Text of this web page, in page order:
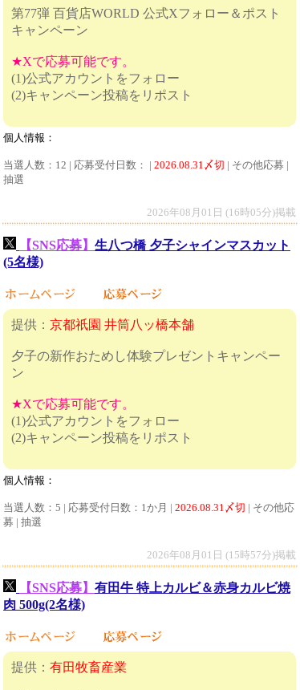
第77弾 百貨店WORLD 公式Xフォロー＆ポスト
キャンペーン
★Xで応募可能です。
(1)公式アカウントをフォロー
(2)キャンペーン投稿をリポスト
個人情報：
当選人数：12 | 応募受付日数： | 2026.08.31〆切 | その他応募 |
抽選
2026年08月01日 (16時05分)掲載
【SNS応募】 生八つ橋 夕子シャインマスカット
(5名様)
提供： 京都祇園 井筒八ッ橋本舗
夕子の新作おためし体験プレゼントキャンペー
ン
★Xで応募可能です。
(1)公式アカウントをフォロー
(2)キャンペーン投稿をリポスト
個人情報：
当選人数：5 | 応募受付日数：1か月 | 2026.08.31〆切 | その他応
募 | 抽選
2026年08月01日 (15時57分)掲載
【SNS応募】 有田牛 特上カルビ＆赤身カルビ焼
肉 500g(2名様)
提供： 有田牧畜産業